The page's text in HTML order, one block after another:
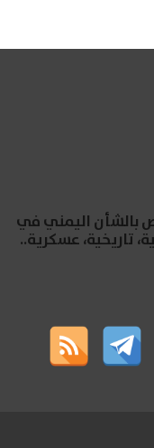
بالشأن اليمني في
تاريخية، عسكرية..